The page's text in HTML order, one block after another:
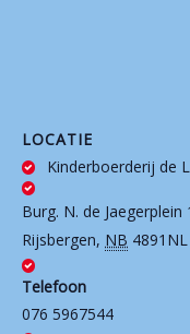
LOCATIE
Kinderboerderij de
Burg. N. de Jaegerplein
Rijsbergen, NB 4891NL
Telefoon
076 5967544